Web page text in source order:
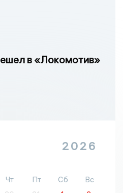
в «Локомотив»
2026
Чт Пт Сб
Вс